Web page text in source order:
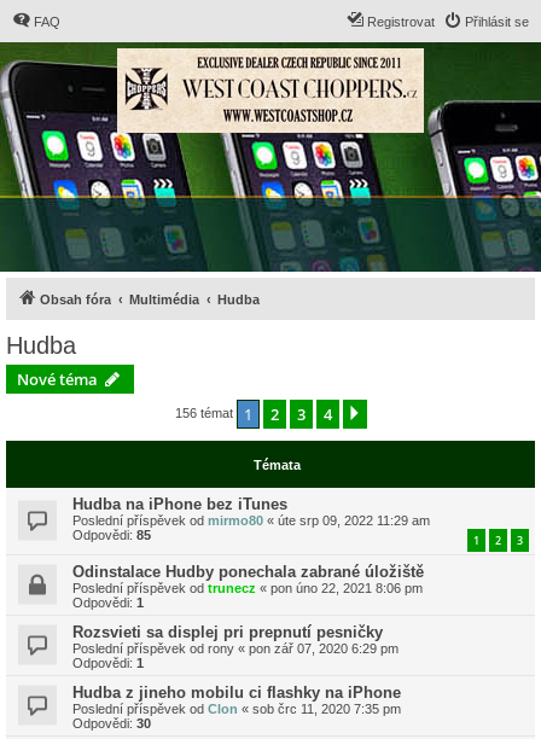
FAQ Přihlásit se
Registrovat
Obsah fóra Multimédia Hudba
Hudba
Nové téma
156 témat 1 2 3 4
Témata
Hudba na iPhone bez iTunes
Poslední příspěvek od mirmo80 « úte srp 09, 2022 11:29 am
Odpovědi: 85 1 2 3
Odinstalace Hudby ponechala zabrané úložiště
Poslední příspěvek od trunecz « pon úno 22, 2021 8:06 pm
Odpovědi: 1
Rozsvieti sa displej pri prepnutí pesničky
Poslední příspěvek od rony « pon zář 07, 2020 6:29 pm
Odpovědi: 1
Hudba z jineho mobilu ci flashky na iPhone
Poslední příspěvek od Clon « sob črc 11, 2020 7:35 pm
Odpovědi: 30